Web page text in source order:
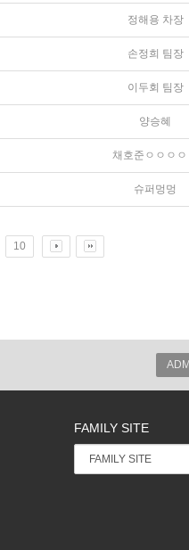
정해용 차장
손정희 팀장
이두회 팀장
양승혜
채호준ㅇㅇㅇㅇ
슈퍼멍멍
10
FAMILY SITE